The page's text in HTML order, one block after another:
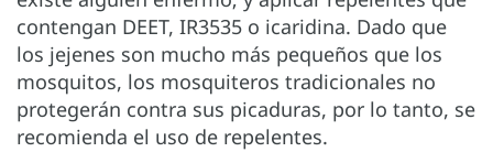
contengan DEET, IR3535 o icaridina. Dado que
los jejenes son mucho más pequeños que los
mosquitos, los mosquiteros tradicionales no
protegerán contra sus picaduras, por lo tanto, se
recomienda el uso de repelentes.